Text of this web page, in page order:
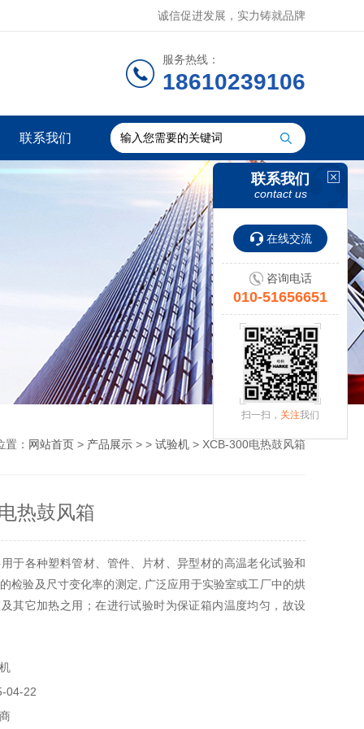
诚信促进发展，实力铸就品牌
服务热线：
18610239106
联系我们
置： 网站首页 > 产品展示 > > 试验机 > XCB-300电热鼓风箱
热鼓风箱
于各种塑料管材、管件、片材、异型材的高温老化试验和
检验及尺寸变化率的测定, 广泛应用于实验室或工厂中的烘
其它加热之用；在进行试验时为保证箱内温度均匀，故设
04-22
联系我们
contact us
在线交流
咨询电话
010-51656651
扫一扫， 关注我们